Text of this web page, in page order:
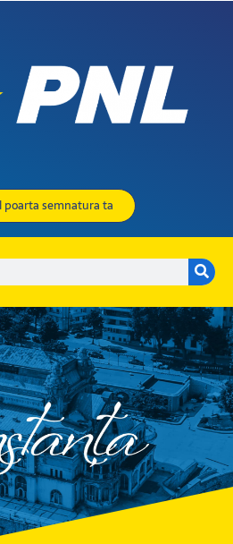
poarta semnatura ta